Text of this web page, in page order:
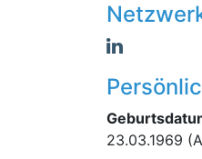
23.03.1969